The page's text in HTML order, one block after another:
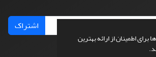
اطمینان از ارائه بهترین
اشتراک